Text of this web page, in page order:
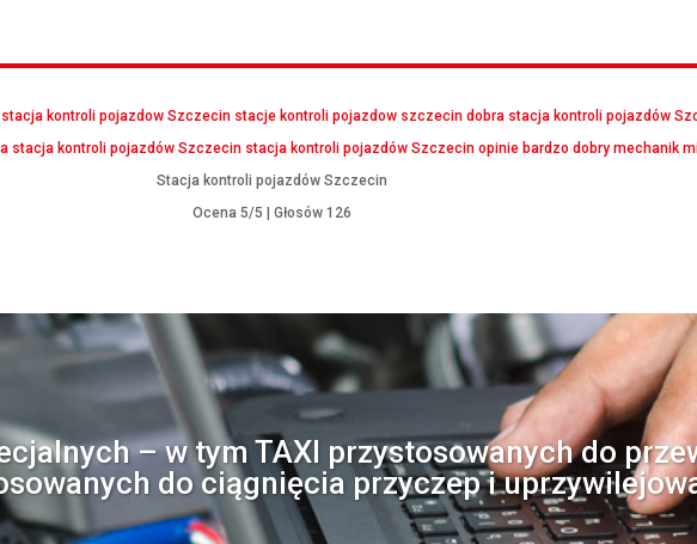
stacja kontroli pojazdow Szczecin stacje kontroli pojazdow szczecin dobra stacja kontroli pojazdów
stacja kontroli pojazdów Szczecin stacja kontroli pojazdów Szczecin opinie bardzo dobry mechanik
Stacja kontroli pojazdów Szczecin
Ocena 5/5 | Głosów 126
– w tym TAXI przystosowanych do
do ciągnięcia przyczep i